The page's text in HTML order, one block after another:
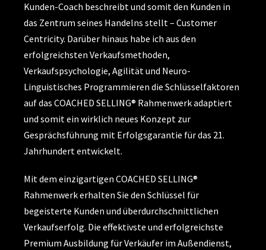
Kunden-Coach beschreibt und somit den Kunden in
das Zentrum seines Handelns stellt – Customer
Centricity. Darüber hinaus habe ich aus den
erfolgreichsten Verkaufsmethoden,
Verkaufspsychologie, Agilität und Neuro-
Linguistisches Programmieren die Schlüsselfaktoren
auf das COACHED SELLING® Rahmenwerk adaptiert
und somit ein wirklich neues Konzept zur
Gesprächsführung mit Erfolgsgarantie für das 21.
Jahrhundert entwickelt.
Mit dem einzigartigen COACHED SELLING®
Rahmenwerk erhalten Sie den Schlüssel für
begeisterte Kunden und überdurchschnittlichen
Verkaufserfolg. Die effektivste und erfolgreichste
Premium Ausbildung für Verkäufer im Außendienst,